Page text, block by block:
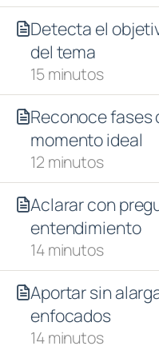
Detecta el
del tema
15 minutos
Reconoce fases
momento ideal
12 minutos
Aclarar con
entendimiento
14 minutos
Aportar sin
enfocados
14 minutos